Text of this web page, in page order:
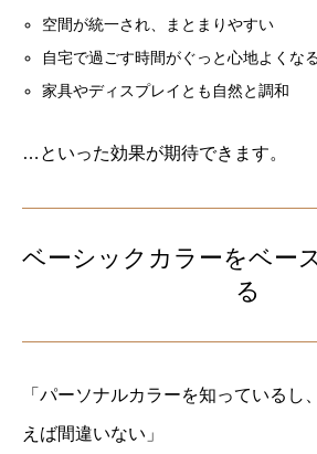
空間が統一され、まとまりやすい
自宅で過ごす時間がぐっと心地よくな
家具やディスプレイとも自然と調和
…といった効果が期待できます。
ベーシックカラーをベー
る
「パーソナルカラーを知っているし
えば間違いない」